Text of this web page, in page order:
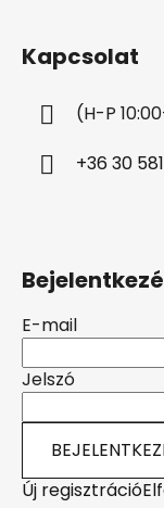
Kapcsolat
(H-P
+36 30
E-mail
Jelszó
Új regisztráció